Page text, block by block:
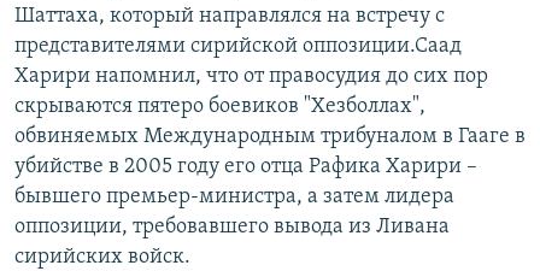
Шаттаха, который направлялся на встречу с
представителями сирийской оппозиции.Саад
Харири напомнил, что от правосудия до сих пор
скрываются пятеро боевиков "Хезболлах",
обвиняемых Международным трибуналом в Гааге в
убийстве в 2005 году его отца Рафика Харири –
бывшего премьер-министра, а затем лидера
оппозиции, требовавшего вывода из Ливана
сирийских войск.